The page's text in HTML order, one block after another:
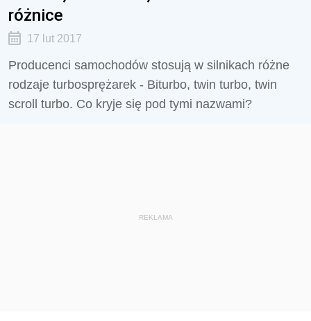
różnice
17 lut 2017
Producenci samochodów stosują w silnikach różne
rodzaje turbosprężarek - Biturbo, twin turbo, twin
scroll turbo. Co kryje się pod tymi nazwami?
REKLAMA